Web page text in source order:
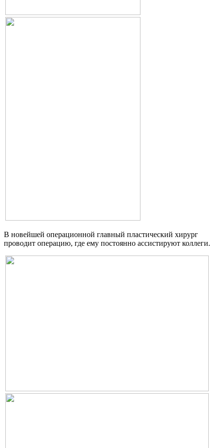
В новейшей операционной главный пластический хирург
проводит операцию, где ему постоянно ассистируют коллеги.